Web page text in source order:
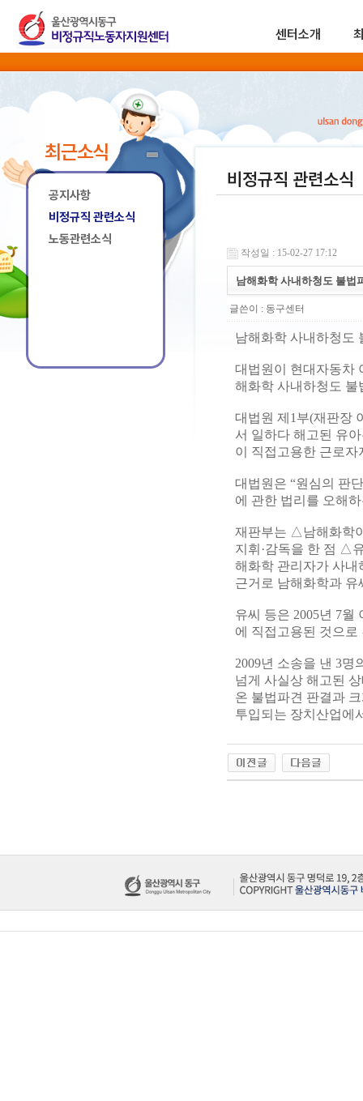
센터소개
최근소식
공지사항
비정규직 관련소식
노동관련소식
비정규직 관련소식
작성일 : 15-02-27 17:12
남해화학 사내하청도 불법
글쓴이 : 동구센터
남해화학 사내하청도
대법원이 현대자동차
해화학 사내하청도
대법원 제1부(재판장
서 일하다 해고된 유
이 직접고용한 근로
대법원은 “원심의 판
에 관한 법리를 오해
재판부는 △남해화학
지휘·감독을 한 점 △
해화학 관리자가 사
근거로 남해화학과
유씨 등은 2005년 7
에 직접고용된 것으
2009년 소송을 낸 3
넘게 사실상 해고된
온 불법파견 판결과
투입되는 장치산업에